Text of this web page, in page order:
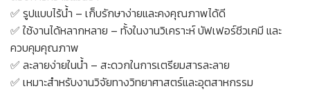
✅ รูปแบบไร้น้ำ – เก็บรักษาง่ายและคงคุณภาพได้ดี
✅ ใช้งานได้หลากหลาย – ทั้งในงานวิเคราะห์ บัฟเฟอร์ชีวเคมี และ
ควบคุมคุณภาพ
✅ ละลายง่ายในน้ำ – สะดวกในการเตรียมสารละลาย
✅ เหมาะสำหรับงานวิจัยทางวิทยาศาสตร์และอุตสาหกรรม